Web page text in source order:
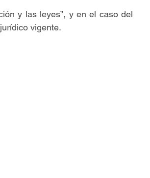
y las leyes”, y en el caso del
vigente.